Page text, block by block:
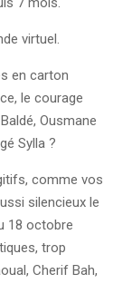
virtuel.
en carton
le courage
Ousmane
Sylla ?
comme vos
silencieux le
18 octobre
trop
Cherif Bah,